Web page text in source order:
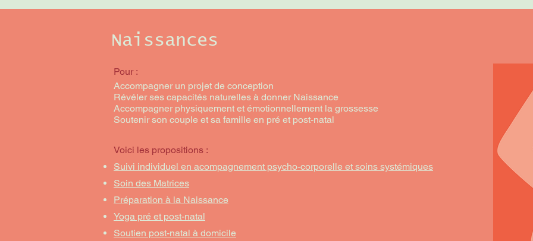
Naissances
Pour :
Accompagner un projet de conception
Révéler ses capacités naturelles à donner Naissance
Accompagner physiquement et émotionnellement la grossesse
Soutenir son couple et sa famille en pré et post-natal
Voici les propositions :
Suivi individuel en acompagnement psycho-corporelle et soins systémiques
Soin des Matrices
Préparation à la Naissance
Yoga pré et post-natal
Soutien post-natal à domicile